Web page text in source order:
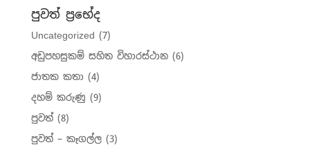
පුවත් ප්‍රභේද
Uncategorized (7)
අඩුපහසුකම් සහිත විහාරස්ථාන(6)
ජාතක කතා (4)
දහම් කරුණු (9)
පුවත්(8)
පුවත් – කෑගල්ල(3)